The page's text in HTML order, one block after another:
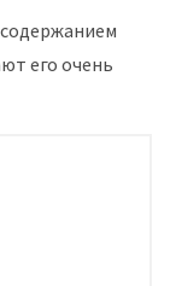
его очень